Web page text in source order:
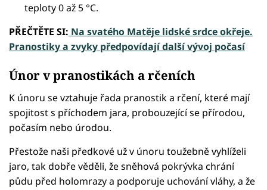
teploty 0 až 5 °C.
PŘEČTĚTE SI: Na svatého Matěje lidské srdce okřeje.
Pranostiky a zvyky předpovídají další vývoj počasí
Únor v pranostikách a rčeních
K únoru se vztahuje řada pranostik a rčení, které mají
spojitost s příchodem jara, probouzející se přírodou,
počasím nebo úrodou.
Přestože naši předkové už v únoru toužebně vyhlíželi
jaro, tak dobře věděli, že sněhová pokrývka chrání
půdu před holomrazy a podporuje uchování vláhy, a že